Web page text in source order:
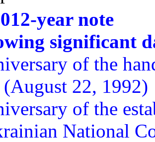
year note
significant
of the
22, 1992)
of the
National